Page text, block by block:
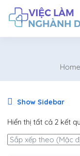
Home
Show Sidebar
Hiển thị tất cả 2 kết